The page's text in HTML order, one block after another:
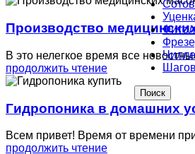
Поиск
Производство
В это нелегкое время все
продолжить чтение
Гидропоника в домашних
Всем привет! Время от времени
продолжить чтение